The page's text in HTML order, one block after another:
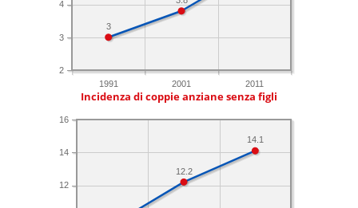
1991 2001 2011
2
3
4
3
Incidenza di coppie anziane senza figli
12
14
16
14.1
12.2